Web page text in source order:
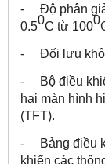
- Độ phân
0.50C từ 1000
- Đối lưu
- Bộ điều
hai màn hình
(TFT).
- Bảng điều
khiển các